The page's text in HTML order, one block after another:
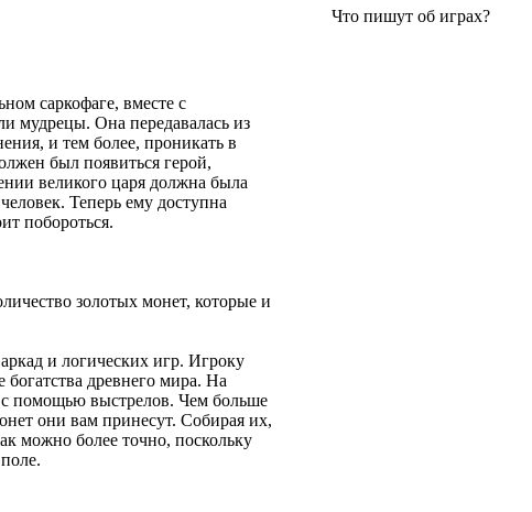
саркофаге, вместе с
мудрецы. Она передавалась из
и тем более, проникать в
был появиться герой,
великого царя должна была
Теперь ему доступна
побороться.
золотых монет, которые и
и логических игр. Игроку
древнего мира. На
помощью выстрелов. Чем больше
они вам принесут. Собирая их,
можно более точно, поскольку
Что пишут об играх?